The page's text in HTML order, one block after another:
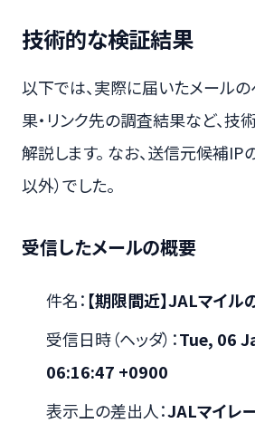
技術的な検証結果
以下では、実際に届いたメールの
果・リンク先の調査結果など、技
解説します。 なお、送信元候補IP
以外）でした。
受信したメールの概要
件名： 【期限間近】JALマイル
受信日時（ヘッダ）：Tue, 06
06:16:47 +0900
表示上の差出人：JALマイレ